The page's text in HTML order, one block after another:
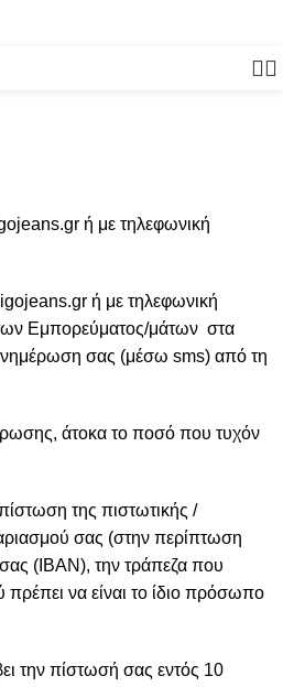
ή με τηλεφωνική
ή με τηλεφωνική
Εμπορεύματος/μάτων στα
ενημέρωση σας (μέσω sms) από τη
άτοκα το ποσό που τυχόν
της πιστωτικής /
σας (στην περίπτωση
(IBAN), την τράπεζα που
πρέπει να είναι το ίδιο πρόσωπο
την πίστωσή σας εντός 10